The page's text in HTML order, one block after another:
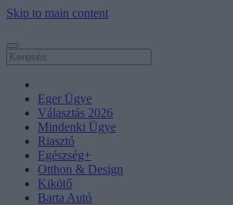
Skip to main content
Eger Ügye
Választás 2026
Mindenki Ügye
Riasztó
Egészség+
Otthon & Design
Kikötő
Barta Autó